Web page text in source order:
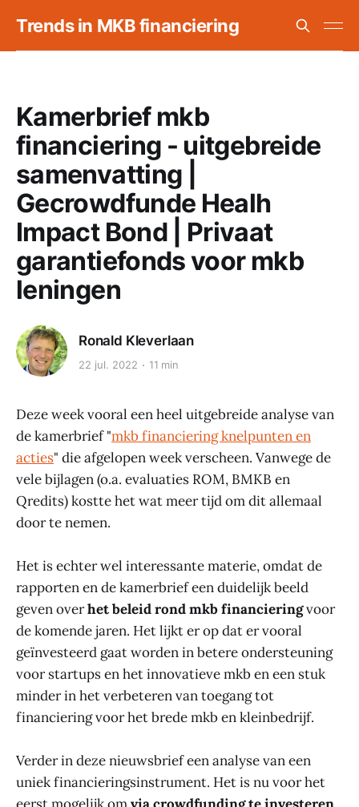
Trends in MKB financiering
Kamerbrief mkb
financiering - uitgebreide
samenvatting |
Gecrowdfunde Healh
Impact Bond | Privaat
garantiefonds voor mkb
leningen
Ronald Kleverlaan
22 jul. 2022 11 min
Deze week vooral een heel uitgebreide analyse van
de kamerbrief "mkb financiering knelpunten en
acties" die afgelopen week verscheen. Vanwege de
vele bijlagen (o.a. evaluaties ROM, BMKB en
Qredits) kostte het wat meer tijd om dit allemaal
door te nemen.
Het is echter wel interessante materie, omdat de
rapporten en de kamerbrief een duidelijk beeld
geven overhet beleid rond mkb financieringvoor
de komende jaren. Het lijkt er op dat er vooral
geïnvesteerd gaat worden in betere ondersteuning
voor startups en het innovatieve mkb en een stuk
minder in het verbeteren van toegang tot
financiering voor het brede mkb en kleinbedrijf.
Verder in deze nieuwsbrief een analyse van een
uniek financieringsinstrument. Het is nu voor het